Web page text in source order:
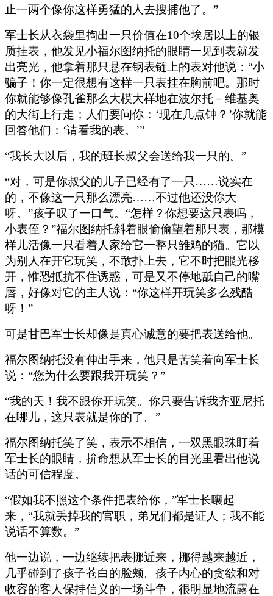
止一两个像你这样勇猛的人去搜捕他了。”
军士长从衣袋里掏出一只价值在10个埃居以上的银
质挂表，他发见小福尔图纳托的眼睛一见到表就发
出亮光，他拿着那只悬在钢表链上的表对他说：“小
骗子！你一定很想有这样一只表挂在胸前吧。那时
你就能够像孔雀那么大模大样地在波尔托－维基奥
的大街上行走；人们要问你：‘现在几点钟？’你就能
回答他们：‘请看我的表。’”
“我长大以后，我的班长叔父会送给我一只的。”
“对，可是你叔父的儿子已经有了一只……说实在
的，不像这一只那么漂亮……不过他还没你大
呀。”孩子叹了一口气。“怎样？你想要这只表吗，
小表侄？”福尔图纳托斜着眼偷偷望着那只表，那模
样儿活像一只看着人家给它一整只雏鸡的猫。它以
为别人在开它玩笑，不敢扑上去，它不时把眼光移
开，惟恐抵抗不住诱惑，可是又不停地舐自己的嘴
唇，好像对它的主人说：“你这样开玩笑多么残酷
呀！”
可是甘巴军士长却像是真心诚意的要把表送给他。
福尔图纳托没有伸出手来，他只是苦笑着向军士长
说：“您为什么要跟我开玩笑？”
“我的天！我不跟你开玩笑。你只要告诉我齐亚尼托
在哪儿，这只表就是你的了。”
福尔图纳托笑了笑，表示不相信，一双黑眼珠盯着
军士长的眼睛，拚命想从军士长的目光里看出他说
话的可信程度。
“假如我不照这个条件把表给你，”军士长嚷起
来，“我就丢掉我的官职，弟兄们都是证人；我不能
说话不算数。”
他一边说，一边继续把表挪近来，挪得越来越近，
几乎碰到了孩子苍白的脸颊。孩子内心的贪欲和对
收容的客人保持信义的一场斗争，很明显地流露在